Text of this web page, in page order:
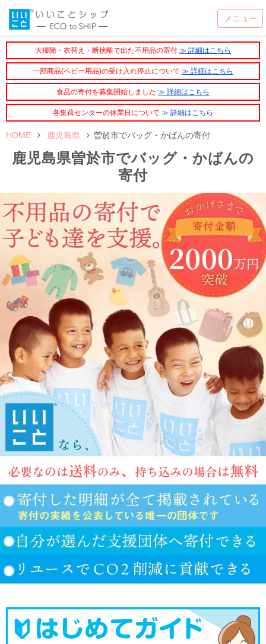
大掃除・衣替え・断捨離で出た不用品の寄付 ≫ 詳細はこちら
一部商品(ベビー用品)の受け入れ停止について ≫ 詳細はこちら
食品の寄付を募集開始しました ≫ 詳細はこちら
各集荷センターの休業日について ≫ 詳細はこちら
HOME 鹿児島県 曽於市でバッグ・かばんの寄付
鹿児島県曽於市でバッグ・かばんの
寄付